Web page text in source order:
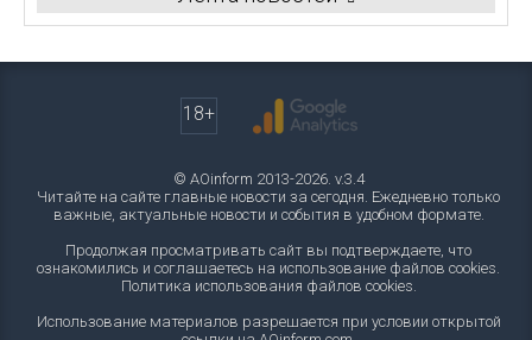
18+
© AOinform 2013-2026. v.3.4
Читайте на сайте главные новости за сегодня. Ежедневно только
важные, актуальные новости и события в удобном формате.
Продолжая просматривать сайт вы подтверждаете, что
ознакомились и соглашаетесь на использование файлов cookies.
Политика использования файлов cookies.
Использование материалов разрешается при условии открытой